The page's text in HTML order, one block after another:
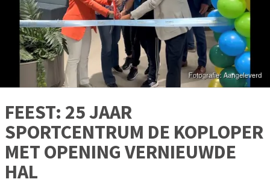
FEEST: 25 JAAR
SPORTCENTRUM DE KOPLOPER
MET OPENING VERNIEUWDE
HAL